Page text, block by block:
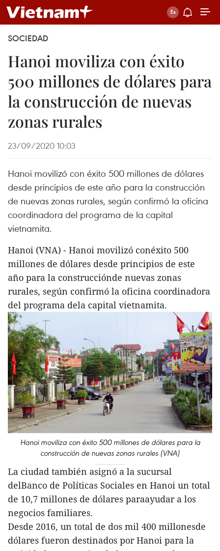
SOCIEDAD
Hanoi moviliza con éxito
500 millones de dólares para
la construcción de nuevas
zonas rurales
23/09/2020 10:03
Hanoi movilizó con éxito 500 millones de dólares
desde principios de este año para la construcción
de nuevas zonas rurales, según confirmó la oficina
coordinadora del programa de la capital
vietnamita.
Hanoi (VNA) - Hanoi movilizó conéxito 500
millones de dólares desde principios de este
año para la construcciónde nuevas zonas
rurales, según confirmó la oficina coordinadora
del programa dela capital vietnamita.
Hanoi moviliza con éxito 500 millones de dólares para la
construcción de nuevas zonas rurales (VNA)
La ciudad también asignó a la sucursal
delBanco de Políticas Sociales en Hanoi un total
de 10,7 millones de dólares paraayudar a los
negocios familiares.
Desde 2016, un total de dos mil 400 millonesde
dólares fueron destinados por Hanoi para la